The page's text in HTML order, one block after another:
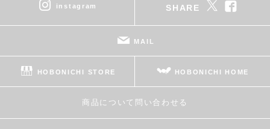
instagram SHARE
MAIL
HOBONICHI STORE HOBONICHI HOME
商品について問い合わせる